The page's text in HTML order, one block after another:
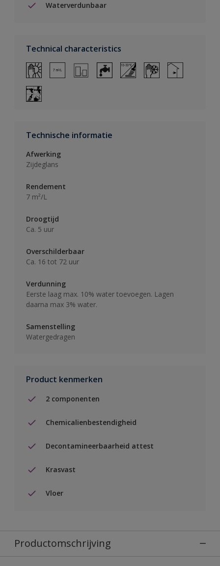
Waterverdunbaar
Technical characteristics
Technische informatie
Afwerking
Zijdeglans
Rendement
7 m²/L
Droogtijd
Ca. 5 uur
Overschilderbaar
Ca. 16 tot 72 uur
Verdunning
Eerste laag max. 10% water toevoegen. Lagen
daarna max 3% water.
Samenstelling
Watergedragen
Product kenmerken
2 componenten
Chemicalienbestendigheid
Decontamineerbaarheid attest
Krasvast
Vloer
Productomschrijving